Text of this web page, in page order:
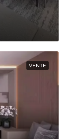
VENTE